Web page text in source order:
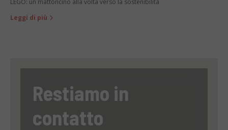
LEGO: un mattoncino alla volta verso la sostenibilità
Leggi di più
Restiamo in
contatto